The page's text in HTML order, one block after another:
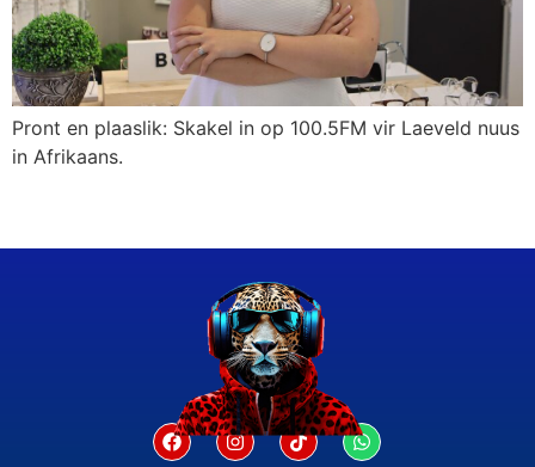
Pront en plaaslik: Skakel in op 100.5FM vir Laeveld nuus
in Afrikaans.